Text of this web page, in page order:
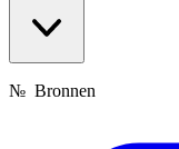
№ Bronnen